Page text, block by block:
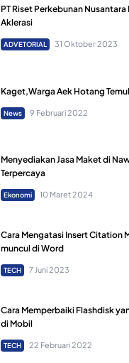
PT Riset Perkebunan
Aklerasi
ADVETORIAL 31 Oktober 2023
Kaget,Warga Aek Hotang
News 9 Februari 2022
Menyediakan Jasa Maket di
Terpercaya
Ekonomi 10 Maret 2024
Cara Mengatasi Insert Citation
muncul di Word
TECH 7 Juni 2023
Cara Memperbaiki Flashdisk
di Mobil
TECH 22 Februari 2022